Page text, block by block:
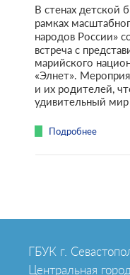
В стенах
рамках
народов России»
встреча с
марийского
«Элнет».
и их родителей,
удивительный
Подробнее
ГБУК г.
Центральная